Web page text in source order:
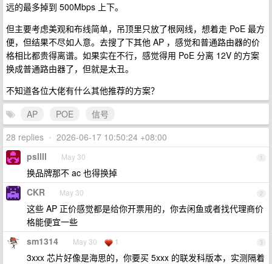
远的最多掉到 500Mbps 上下。
但主要考虑美观和布线简单，吊顶里只放了根网线，想着走 PoE 最方
便，但结果不尽如人意。去搜了下其他 AP ，感觉和普通路由器的价
格相比都贵得离谱。如果实在不行，感觉得用 PoE 分离 12V 的方案
换成普通路由器了，但就是太丑。
不知道各位大佬有什么其他推荐的方案？
AP
POE
信号
28 replies • 2026-06-17 10:50:24 +08:00
1
psllll May 30
换品牌那不 ac 也得换掉
2
CKR May 30
这些 AP 正价感觉都是给你开票用的，你去闲鱼或者找代理商价
格能便宜一些
3
sm1314 May 30 1
3xxx 芯片好像是海思的，你要买 5xxx 的联发科版本，实测隔着